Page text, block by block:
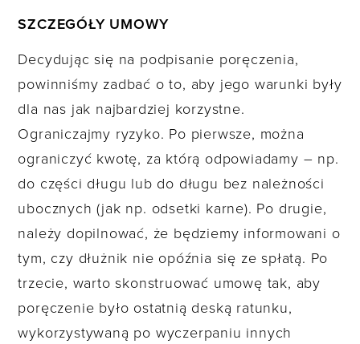
SZCZEGÓŁY UMOWY
Decydując się na podpisanie poręczenia,
powinniśmy zadbać o to, aby jego warunki były
dla nas jak najbardziej korzystne.
Ograniczajmy ryzyko. Po pierwsze, można
ograniczyć kwotę, za którą odpowiadamy – np.
do części długu lub do długu bez należności
ubocznych (jak np. odsetki karne). Po drugie,
należy dopilnować, że będziemy informowani o
tym, czy dłużnik nie opóźnia się ze spłatą. Po
trzecie, warto skonstruować umowę tak, aby
poręczenie było ostatnią deską ratunku,
wykorzystywaną po wyczerpaniu innych